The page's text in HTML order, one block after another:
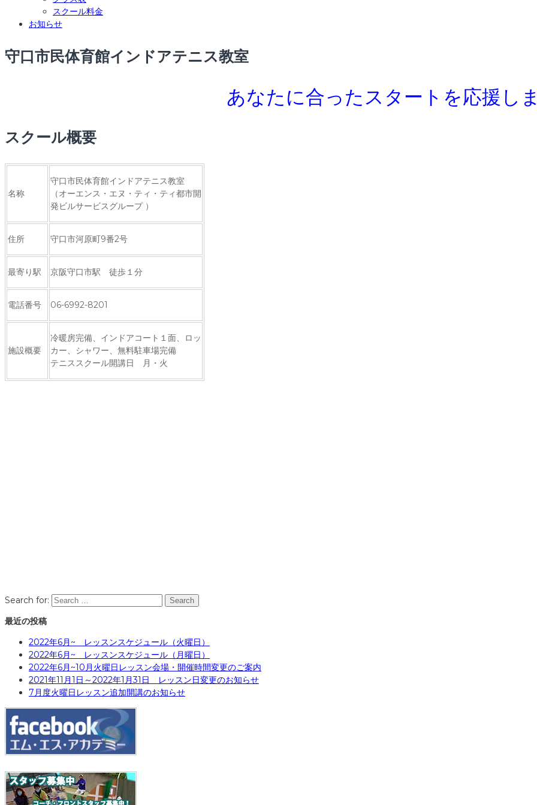
スクール料金
お知らせ
守口市民体育館インドアテニス教室
あなたに合ったスタートを応援し
スクール概要
名称
守口市民体育館インドアテニス教室
（オーエンス・エヌ・ティ・ティ都市開
発ビルサービスグループ ）
住所 守口市河原町9番2号
最寄り駅 京阪守口市駅 徒歩１分
電話番号 06-6992-8201
施設概要
冷暖房完備、インドアコート１面、ロッ
カー、シャワー、無料駐車場完備
テニススクール開講日 月・火
Search for: Search
最近の投稿
2022年6月~ レッスンスケジュール（火曜日）
2022年6月~ レッスンスケジュール（月曜日）
2022年6月~10月火曜日レッスン会場・開催時間変更のご案内
2021年11月1日～2022年1月31日 レッスン日変更のお知らせ
7月度火曜日レッスン追加開講のお知らせ